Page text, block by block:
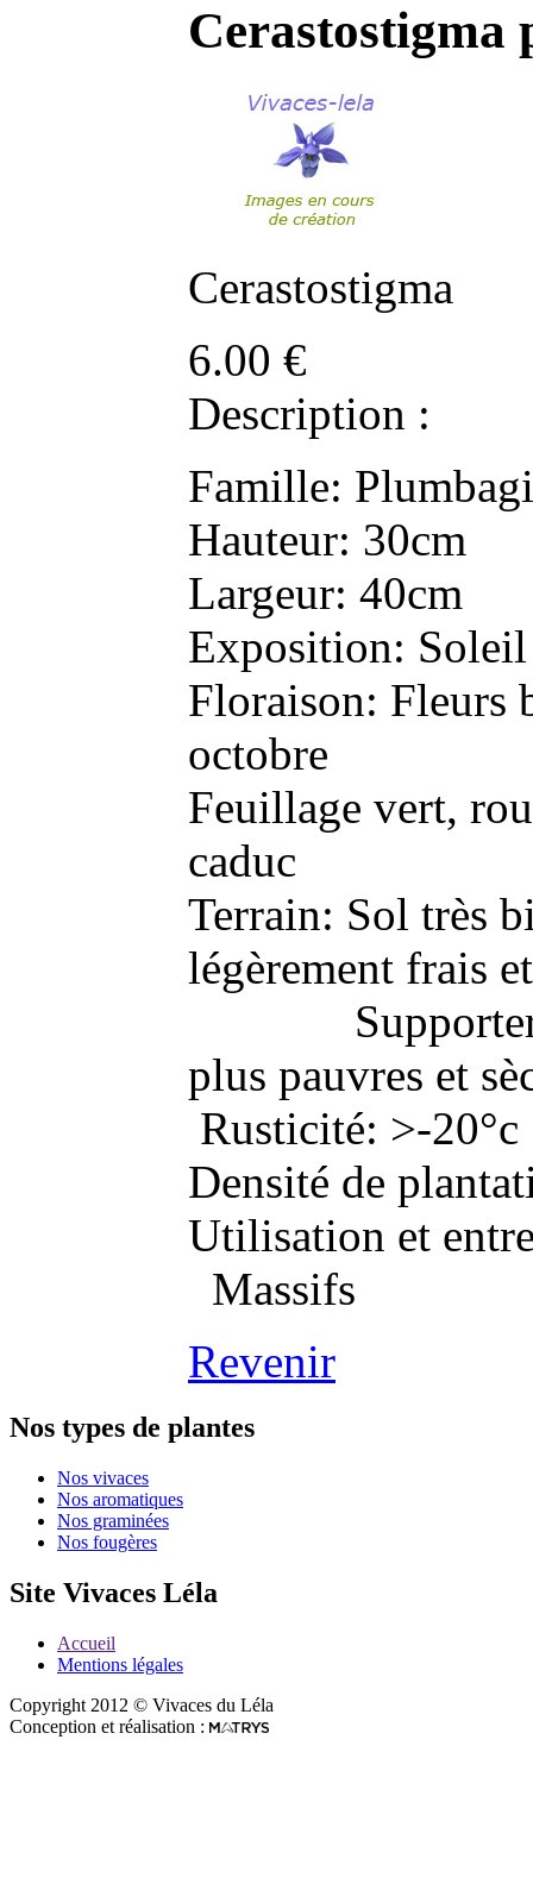
Cerastostigma
Cerastostigma
6.00 €
Description :
Famille:
Hauteur: 30cm
Largeur: 40cm
Exposition: Soleil
Floraison: Fleurs
octobre
Feuillage vert,
caduc
Terrain: Sol très
légèrement frais
Supportera
plus pauvres et
Rusticité: >-20°c
Densité de
Utilisation et
Massifs
Revenir
Nos types de plantes
Nos vivaces
Nos aromatiques
Nos graminées
Nos fougères
Site Vivaces Léla
Accueil
Mentions légales
Copyright 2012 © Vivaces du Léla
Conception et réalisation :